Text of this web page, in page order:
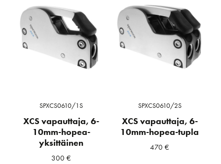
SPXCS0610/1S
XCS vapauttaja, 6-
10mm-hopea-
yksittäinen
300€
SPXCS0610/2S
XCS vapauttaja, 6-
10mm-hopea-tupla
470€